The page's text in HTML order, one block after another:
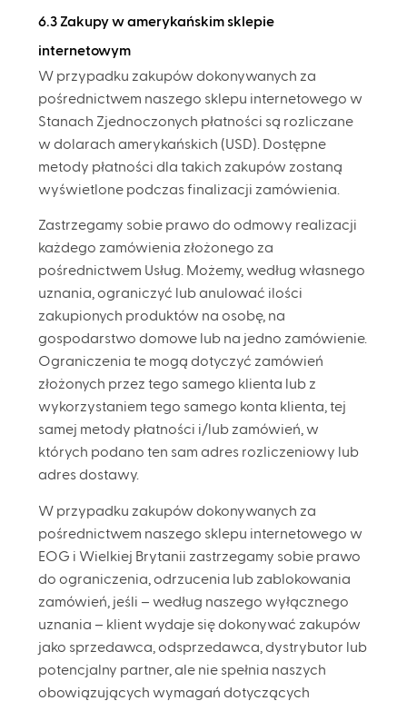
6.3 Zakupy w amerykańskim sklepie
internetowym
W przypadku zakupów dokonywanych za
pośrednictwem naszego sklepu internetowego w
Stanach Zjednoczonych płatności są rozliczane
w dolarach amerykańskich (USD). Dostępne
metody płatności dla takich zakupów zostaną
wyświetlone podczas finalizacji zamówienia.
Zastrzegamy sobie prawo do odmowy realizacji
każdego zamówienia złożonego za
pośrednictwem Usług. Możemy, według własnego
uznania, ograniczyć lub anulować ilości
zakupionych produktów na osobę, na
gospodarstwo domowe lub na jedno zamówienie.
Ograniczenia te mogą dotyczyć zamówień
złożonych przez tego samego klienta lub z
wykorzystaniem tego samego konta klienta, tej
samej metody płatności i/lub zamówień, w
których podano ten sam adres rozliczeniowy lub
adres dostawy.
W przypadku zakupów dokonywanych za
pośrednictwem naszego sklepu internetowego w
EOG i Wielkiej Brytanii zastrzegamy sobie prawo
do ograniczenia, odrzucenia lub zablokowania
zamówień, jeśli – według naszego wyłącznego
uznania – klient wydaje się dokonywać zakupów
jako sprzedawca, odsprzedawca, dystrybutor lub
potencjalny partner, ale nie spełnia naszych
obowiązujących wymagań dotyczących